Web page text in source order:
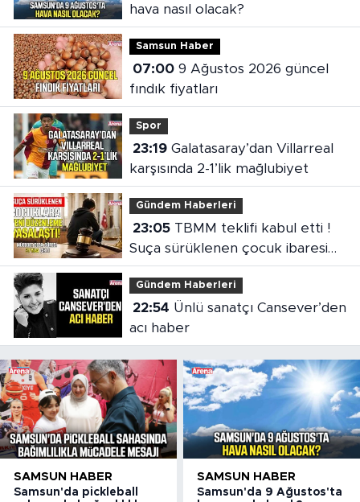
hava nasıl olacak?
Samsun Haber
07:009 Ağustos 2026 güncel
fındık fiyatları
Spor
23:19Galatasaray’dan Villarreal
karşısında 2-1’lik mağlubiyet
Gündem Haberleri
23:05TBMM teklifi kabul etti !
Suça sürüklenen çocuk ibaresi
değişti
Gündem Haberleri
22:54
acı haber
SAMSUN HABER
Samsun'da pickleball
SAMSUN HABER
Samsun'da 9 Ağustos'ta